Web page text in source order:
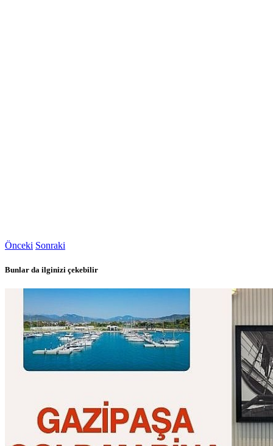
Önceki Sonraki
Bunlar da ilginizi çekebilir